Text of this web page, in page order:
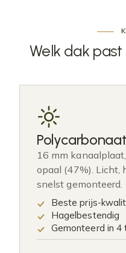
Welk dak past
Polycarbonaat
16 mm
opaal (47%). Licht,
snelst gemonteerd.
Beste prijs-
Hagelbestendig
Gemonteerd in 4